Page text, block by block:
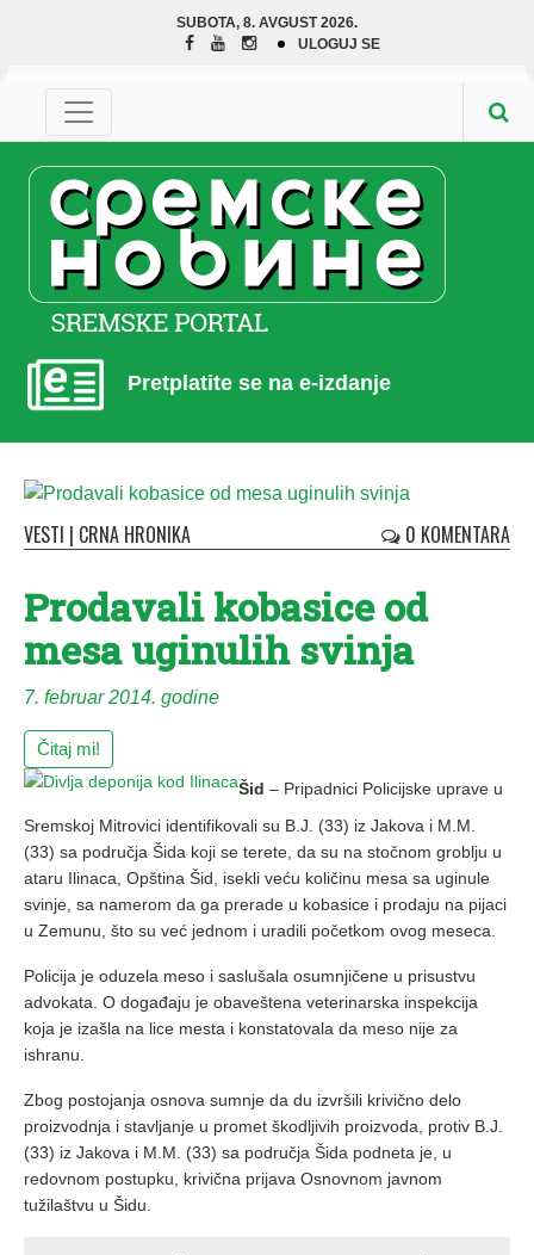
SUBOTA, 8. AVGUST 2026.
ULOGUJ SE
Pretplatite se na e-izdanje
VESTI | CRNA HRONIKA 0 KOMENTARA
Prodavali kobasice od
mesa uginulih svinja
7. februar 2014. godine
Čitaj mi!
Šid – Pripadnici Policijske uprave u
Sremskoj Mitrovici identifikovali su B.J. (33) iz Jakova i M.M.
(33) sa područja Šida koji se terete, da su na stočnom groblju u
ataru Ilinaca, Opština Šid, isekli veću količinu mesa sa uginule
svinje, sa namerom da ga prerade u kobasice i prodaju na pijaci
u Zemunu, što su već jednom i uradili početkom ovog meseca.
Policija je oduzela meso i saslušala osumnjičene u prisustvu
advokata. O događaju je obaveštena veterinarska inspekcija
koja je izašla na lice mesta i konstatovala da meso nije za
ishranu.
Zbog postojanja osnova sumnje da du izvršili krivično delo
proizvodnja i stavljanje u promet škodljivih proizvoda, protiv B.J.
(33) iz Jakova i M.M. (33) sa područja Šida podneta je, u
redovnom postupku, krivična prijava Osnovnom javnom
tužilaštvu u Šidu.